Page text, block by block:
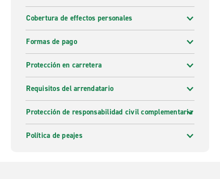
Cobertura de effectos personales
Formas de pago
Protección en carretera
Requisitos del arrendatario
Protección de responsabilidad civil complementaria
Política de peajes